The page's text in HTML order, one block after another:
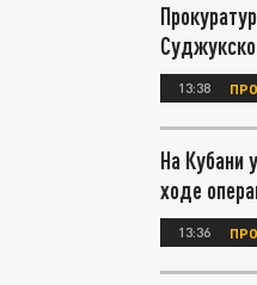
13:38
На Кубани
ходе
13:36